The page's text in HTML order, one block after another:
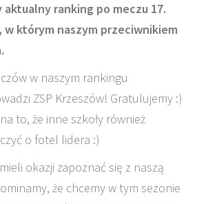
ranking po meczu 17.
w którym naszym przeciwnikiem
w naszym rankingu
ZSP Krzeszów! Gratulujemy :)
to, że inne szkoły również
o fotel lidera :)
okazji zapoznać się z naszą
że chcemy w tym sezonie